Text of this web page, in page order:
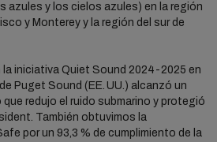
azules y los cielos azules) en la región
y Monterey y la región del sur de
iniciativa Quiet Sound 2024-2025 en
Puget Sound (EE. UU.) alcanzó un
redujo el ruido submarino y protegió
También obtuvimos la
por un 93,3 % de cumplimiento de la